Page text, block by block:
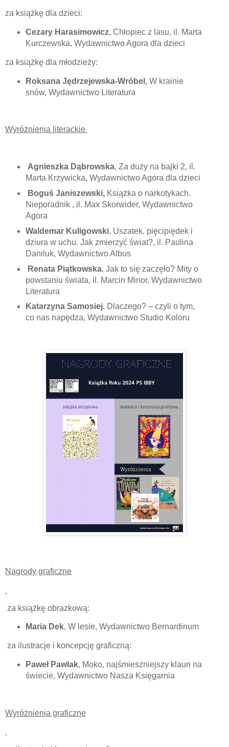
za książkę dla dzieci:
Cezary Harasimowicz, Chłopiec z lasu, il. Marta
Kurczewska, Wydawnictwo Agora dla dzieci
za książkę dla młodzieży:
Roksana Jędrzejewska-Wróbel , W krainie
snów, Wydawnictwo Literatura
Wyróżnienia literackie
Agnieszka Dąbrowska, Za duży na bajki 2, il.
Marta Krzywicka, Wydawnictwo Agora dla dzieci
Boguś Janiszewski, Książka o narkotykach.
Nieporadnik , il. Max Skorwider, Wydawnictwo
Agora
Waldemar Kuligowski, Uszatek, pięcipiędek i
dziura w uchu. Jak zmierzyć świat?, il. Paulina
Daniluk, Wydawnictwo Albus
Renata Piątkowska, Jak to się zaczęło? Mity o
powstaniu świata, il. Marcin Minor, Wydawnictwo
Literatura
Katarzyna Samosiej, Dlaczego? – czyli o tym,
co nas napędza, Wydawnictwo Studio Koloru
Nagrody graficzne
za książkę obrazkową:
Maria Dek, W lesie, Wydawnictwo Bernardinum
za ilustracje i koncepcję graficzną:
Paweł Pawlak, Moko, najśmieszniejszy klaun na
świecie, Wydawnictwo Nasza Księgarnia
Wyróżnienia graficzne